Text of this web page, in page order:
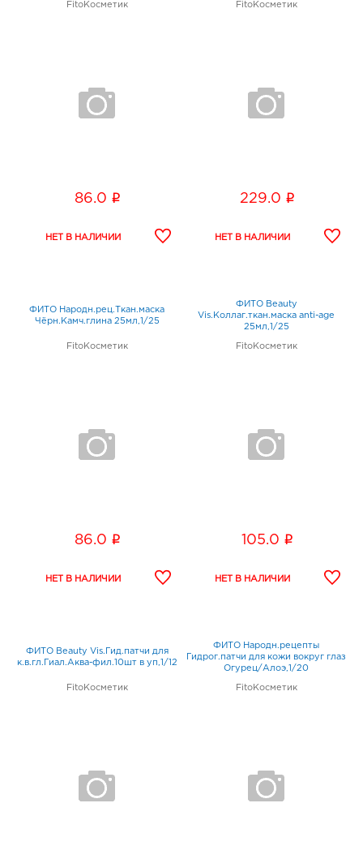
FitoКосметик
86.0 i
FitoКосметик
229.0 i
ФИТО Народн.рец.Ткан.маска
Чёрн.Камч.глина 25мл,1/25
FitoКосметик
86.0 i
ФИТО Beauty
Vis.Коллаг.ткан.маска anti-age
25мл,1/25
FitoКосметик
105.0 i
ФИТО Beauty Vis.Гид.патчи для
к.в.гл.Гиал.Аква-фил.10шт в уп,1/12
FitoКосметик
ФИТО Народн.рецепты
Гидрог.патчи для кожи вокруг глаз
Огурец/Алоэ,1/20
FitoКосметик